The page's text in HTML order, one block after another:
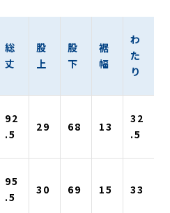
総
丈
股
上
股
下
裾
幅
わ
た
り
92
.5
29 68 13
32
.5
95
.5
30 69 15 33